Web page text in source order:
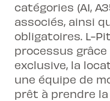
catégories (A1,
associés, ainsi
obligatoires. L-
processus
exclusive, la
une équipe de
prêt à prendre